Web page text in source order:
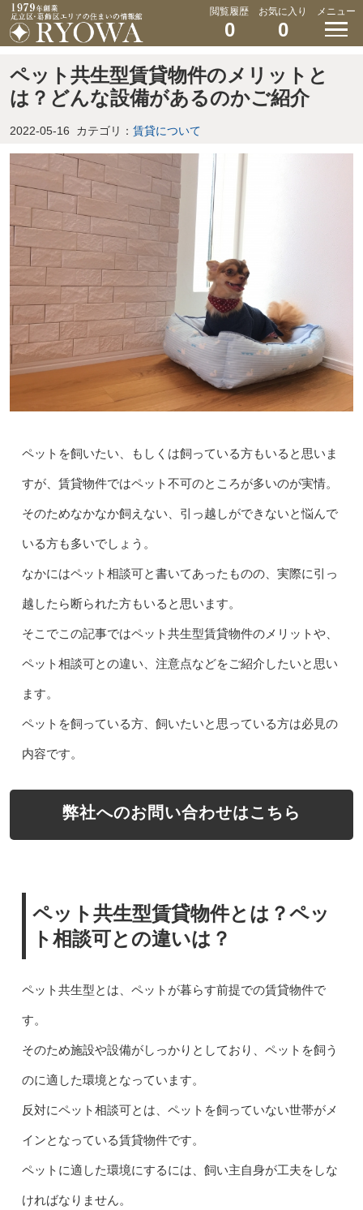
閲覧履歴
0
お気に入り
0
メニュー
ペット共生型賃貸物件のメリットと
は？どんな設備があるのかご紹介
2022-05-16 カテゴリ： 賃貸について
ペットを飼いたい、もしくは飼っている方もいると思いま
すが、賃貸物件ではペット不可のところが多いのが実情。
そのためなかなか飼えない、引っ越しができないと悩んで
いる方も多いでしょう。
なかにはペット相談可と書いてあったものの、実際に引っ
越したら断られた方もいると思います。
そこでこの記事ではペット共生型賃貸物件のメリットや、
ペット相談可との違い、注意点などをご紹介したいと思い
ます。
ペットを飼っている方、飼いたいと思っている方は必見の
内容です。
弊社へのお問い合わせはこちら
ペット共生型賃貸物件とは？ペッ
ト相談可との違いは？
ペット共生型とは、ペットが暮らす前提での賃貸物件で
す。
そのため施設や設備がしっかりとしており、ペットを飼う
のに適した環境となっています。
反対にペット相談可とは、ペットを飼っていない世帯がメ
インとなっている賃貸物件です。
ペットに適した環境にするには、飼い主自身が工夫をしな
ければなりません。